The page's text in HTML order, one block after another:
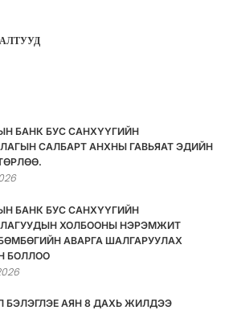
БАНК БУС САНХҮҮГИЙН
САЛБАРТ АНХНЫ ГАВЬЯАТ ЭДИЙН
БАНК БУС САНХҮҮГИЙН
ХОЛБООНЫ НЭРЭМЖИТ
АВАРГА ШАЛГАРУУЛАХ
БОЛЛОО
БЭЛЭГЛЭЕ АЯН 8 ДАХЬ ЖИЛДЭЭ